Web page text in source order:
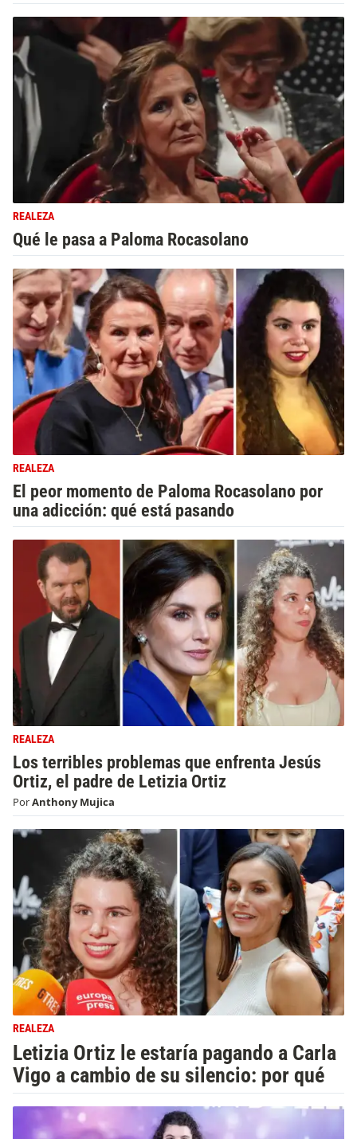
REALEZA
Qué le pasa a Paloma Rocasolano
REALEZA
El peor momento de Paloma Rocasolano por
una adicción: qué está pasando
REALEZA
Los terribles problemas que enfrenta Jesús
Ortiz, el padre de Letizia Ortiz
PorAnthony Mujica
REALEZA
Letizia Ortiz le estaría pagando a Carla
Vigo a cambio de su silencio: por qué